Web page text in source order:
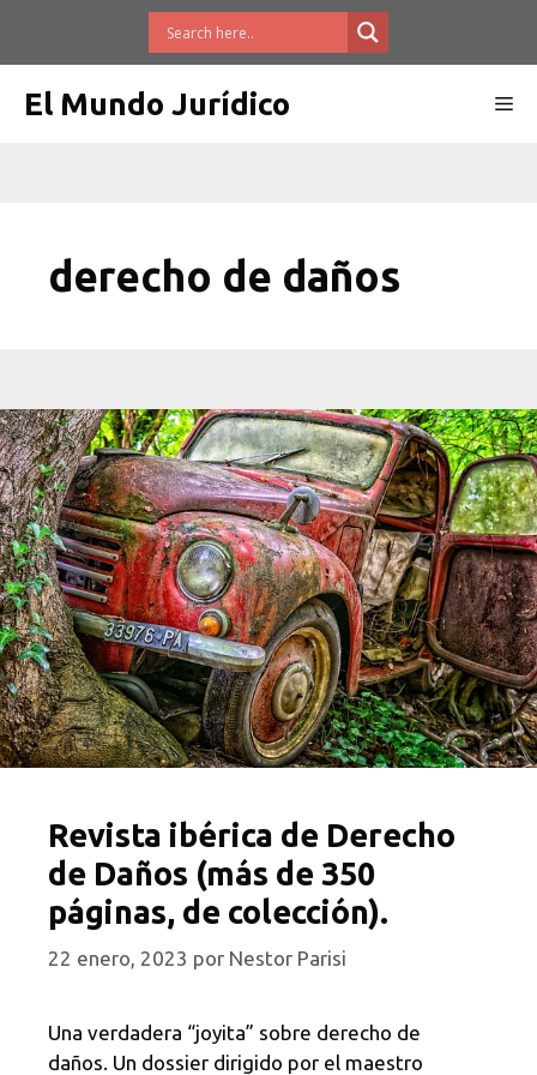
El Mundo Jurídico
derecho de daños
Revista ibérica de Derecho
de Daños (más de 350
páginas, de colección).
22 enero, 2023 por Nestor Parisi
Una verdadera “joyita” sobre derecho de
daños. Un dossier dirigido por el maestro